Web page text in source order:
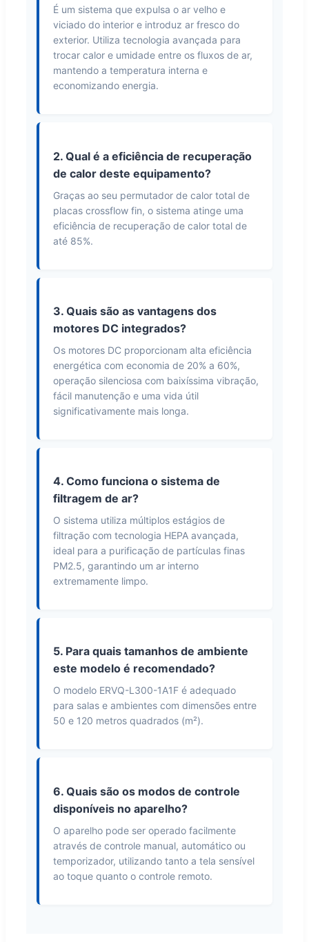
É um sistema que expulsa o ar velho e
viciado do interior e introduz ar fresco do
exterior. Utiliza tecnologia avançada para
trocar calor e umidade entre os fluxos de ar,
mantendo a temperatura interna e
economizando energia.
2. Qual é a eficiência de recuperação
de calor deste equipamento?
Graças ao seu permutador de calor total de
placas crossflow fin, o sistema atinge uma
eficiência de recuperação de calor total de
até 85%.
3. Quais são as vantagens dos
motores DC integrados?
Os motores DC proporcionam alta eficiência
energética com economia de 20% a 60%,
operação silenciosa com baixíssima vibração,
fácil manutenção e uma vida útil
significativamente mais longa.
4. Como funciona o sistema de
filtragem de ar?
O sistema utiliza múltiplos estágios de
filtração com tecnologia HEPA avançada,
ideal para a purificação de partículas finas
PM2.5, garantindo um ar interno
extremamente limpo.
5. Para quais tamanhos de ambiente
este modelo é recomendado?
O modelo ERVQ-L300-1A1F é adequado
para salas e ambientes com dimensões entre
50 e 120 metros quadrados (m²).
6. Quais são os modos de controle
disponíveis no aparelho?
O aparelho pode ser operado facilmente
através de controle manual, automático ou
temporizador, utilizando tanto a tela sensível
ao toque quanto o controle remoto.